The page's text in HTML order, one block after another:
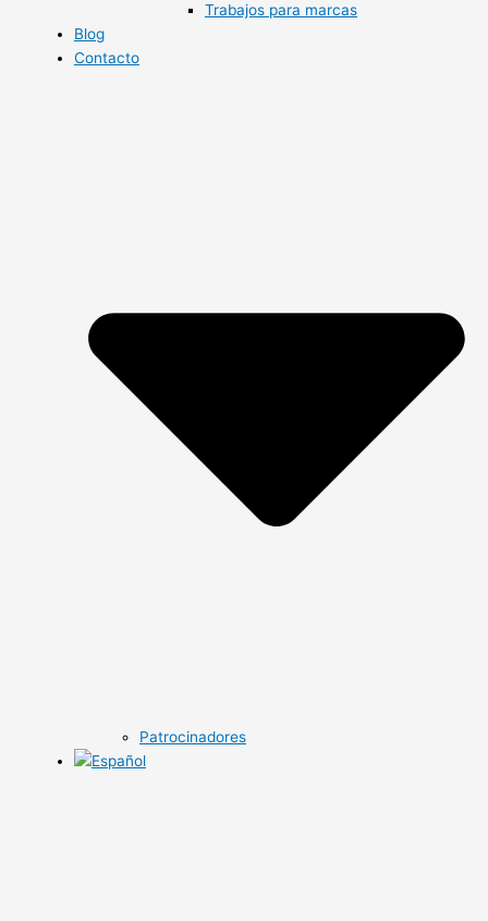
Trabajos para marcas
Blog
Contacto
Patrocinadores